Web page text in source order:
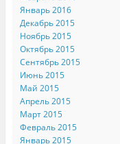
Январь 2016
Декабрь 2015
Ноябрь 2015
Октябрь 2015
Сентябрь 2015
Июнь 2015
Май 2015
Апрель 2015
Март 2015
Февраль 2015
Январь 2015